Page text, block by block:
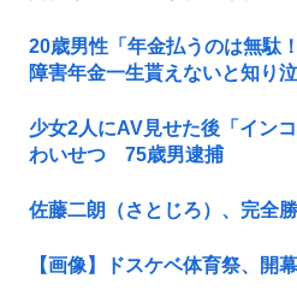
20歳男性「年金払うのは無駄
障害年金一生貰えないと知り泣
少女2人にAV見せた後「イン
わいせつ 75歳男逮捕
佐藤二朗（さとじろ）、完全
【画像】ドスケベ体育祭、開